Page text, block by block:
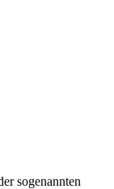
sogenannten